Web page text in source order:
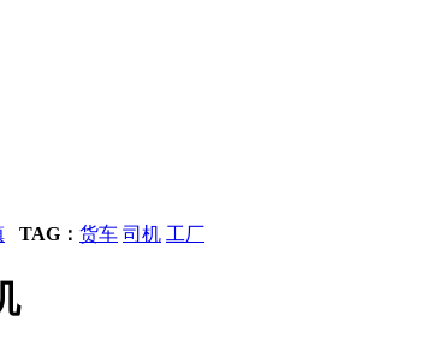
TAG： 货车 司机 工厂